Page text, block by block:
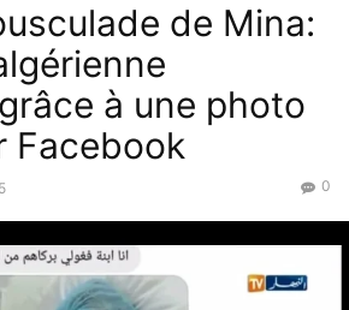
de Mina:
à une photo
Facebook
0